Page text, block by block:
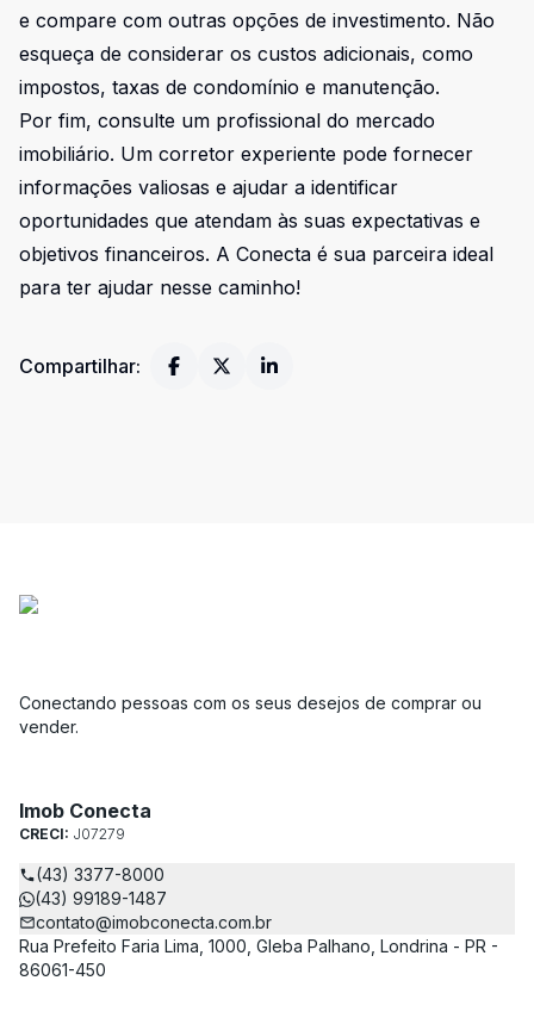
e compare com outras opções de investimento. Não
esqueça de considerar os custos adicionais, como
impostos, taxas de condomínio e manutenção.
Por fim, consulte um profissional do mercado
imobiliário. Um corretor experiente pode fornecer
informações valiosas e ajudar a identificar
oportunidades que atendam às suas expectativas e
objetivos financeiros. A Conecta é sua parceira ideal
para ter ajudar nesse caminho!
Compartilhar:
Conectando pessoas com os seus desejos de comprar ou
vender.
Imob Conecta
CRECI: J07279
(43) 3377-8000
(43) 99189-1487
contato@imobconecta.com.br
Rua Prefeito Faria Lima, 1000, Gleba Palhano, Londrina - PR -
86061-450